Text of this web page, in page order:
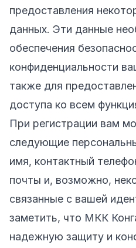
предоставления
данных. Эти данные
обеспечения
конфиденциальности
также для
доступа ко всем
При регистрации вам
следующие
имя, контактный
почты и, возможно,
связанные с вашей
заметить, что МКК
надежную защиту и